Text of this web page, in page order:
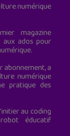
numérique
magazine
aux ados pour
abonnement, a
numérique
pratique des
au coding
éducatif